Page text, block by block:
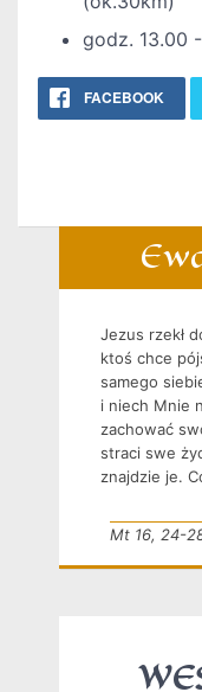
godz. 13.00
FACEBOOK
Jezus rzekł
ktoś chce
samego
i niech Mnie
zachować
straci swe
znajdzie je.
Mt 16, 24-